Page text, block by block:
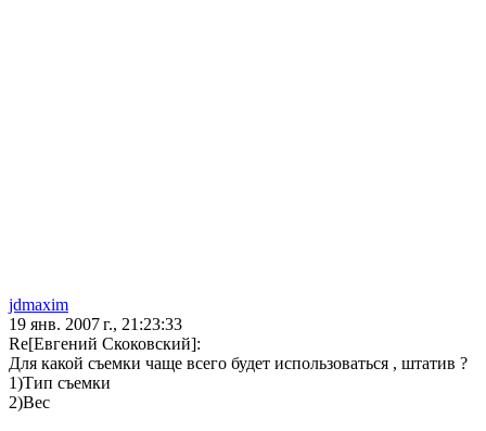
jdmaxim
19 янв. 2007 г., 21:23:33
Re[Евгений Скоковский]:
Для какой съемки чаще всего будет использоваться , штатив ?
1)Тип съемки
2)Вес